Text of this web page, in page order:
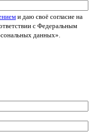
и даю своё согласие на
с Федеральным
данных».